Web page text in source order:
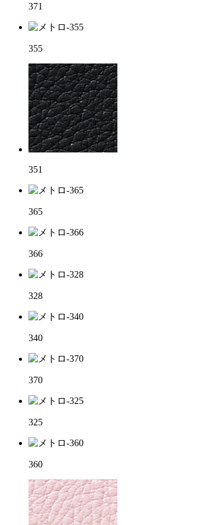
371
355
351
365
366
328
340
370
325
360